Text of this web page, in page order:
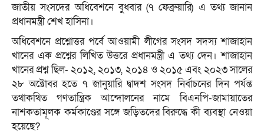
জাতীয় সংসদের অধিবেশনে বুধবার (৭ ফেব্রুয়ারি) এ তথ্য জানান
প্রধানমন্ত্রী শেখ হাসিনা।
অধিবেশনে প্রশ্নোত্তর পর্বে আওয়ামী লীগের সংসদ সদস্য শাজাহান
খানের এক প্রশ্নের লিখিত উত্তরে প্রধানমন্ত্রী এ তথ্য দেন। শাজাহান
খানের প্রশ্ন ছিল- ২০১২, ২০১৩, ২০১৪ ও ২০১৫ এবং ২০২৩ সালের
২৮ অক্টোবর হতে ৭ জানুয়ারি দ্বাদশ সংসদ নির্বাচনের দিন পর্যন্ত
তথাকথিত গণতান্ত্রিক আন্দোলনের নামে বিএনপি-জামায়াতের
নাশকতামূলক কর্মকাণ্ডের সঙ্গে জড়িতদের বিরুদ্ধে কী ব্যবস্থা নেওয়া
হয়েছে?